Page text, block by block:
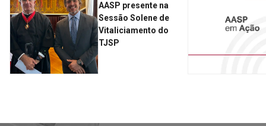
AASP presente na
Sessão Solene de
Vitaliciamento do
TJSP